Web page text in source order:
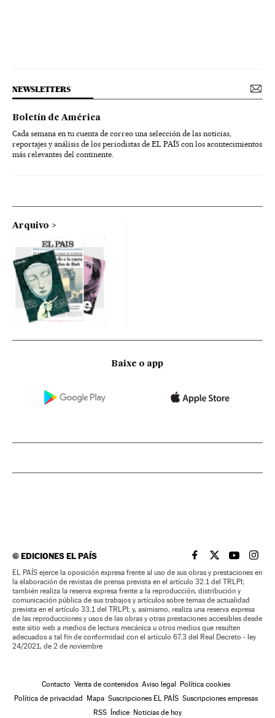
NEWSLETTERS
Boletín de América
Cada semana en tu cuenta de correo una selección de las noticias,
reportajes y análisis de los periodistas de EL PAÍS con los acontecimientos
más relevantes del continente.
Arquivo
Baixe o app
©EDICIONES EL PAÍS EL PAÍS BRASIL EN
EL PAÍSEL PAÍS
EL
EL PAÍS ejerce la oposición expresa frente al uso de sus obras y prestaciones en
la elaboración de revistas de prensa prevista en el artículo 32.1 del TRLPI;
también realiza la reserva expresa frente a la reproducción, distribución y
comunicación pública de sus trabajos y artículos sobre temas de actualidad
prevista en el artículo 33.1 del TRLPI; y, asimismo, realiza una reserva expresa
de las reproducciones y usos de las obras y otras prestaciones accesibles desde
este sitio web a medios de lectura mecánica u otros medios que resulten
adecuados a tal fin de conformidad con el artículo 67.3 del Real Decreto - ley
24/2021, de 2 de noviembre
Contacto Venta de contenidos Aviso legal
Política cookies
Política de privacidad
Mapa Suscripciones EL PAÍS Suscripciones empresas
RSS
Índice Noticias de hoy